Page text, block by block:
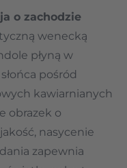
o zachodzie
wenecką
płyną w
pośród
kawiarnianych
obrazek o
nasycenie
zapewnia